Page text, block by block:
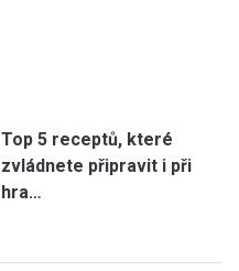
Top 5 receptů, které
zvládnete připravit i při
hra…